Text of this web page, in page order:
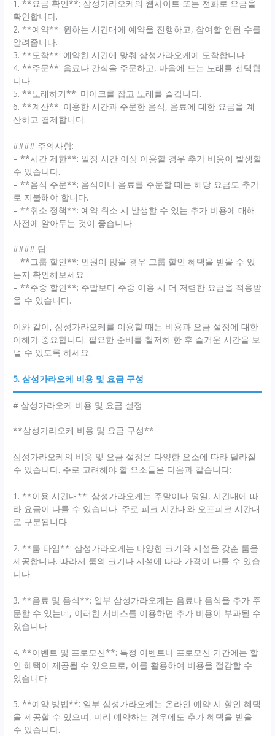
1. **요금 확인**: 삼성가라오케의 웹사이트 또는 전화로 요금을
확인합니다.
2. **예약**: 원하는 시간대에 예약을 진행하고, 참여할 인원 수를
알려줍니다.
3. **도착**: 예약한 시간에 맞춰 삼성가라오케에 도착합니다.
4. **주문**: 음료나 간식을 주문하고, 마음에 드는 노래를 선택합
니다.
5. **노래하기**: 마이크를 잡고 노래를 즐깁니다.
6. **계산**: 이용한 시간과 주문한 음식, 음료에 대한 요금을 계
산하고 결제합니다.
#### 주의사항:
– **시간 제한**: 일정 시간 이상 이용할 경우 추가 비용이 발생할
수 있습니다.
– **음식 주문**: 음식이나 음료를 주문할 때는 해당 요금도 추가
로 지불해야 합니다.
– **취소 정책**: 예약 취소 시 발생할 수 있는 추가 비용에 대해
사전에 알아두는 것이 좋습니다.
#### 팁:
– **그룹 할인**: 인원이 많을 경우 그룹 할인 혜택을 받을 수 있
는지 확인해보세요.
– **주중 할인**: 주말보다 주중 이용 시 더 저렴한 요금을 적용받
을 수 있습니다.
이와 같이, 삼성가라오케를 이용할 때는 비용과 요금 설정에 대한
이해가 중요합니다. 필요한 준비를 철저히 한 후 즐거운 시간을 보
낼 수 있도록 하세요.
5. 삼성가라오케 비용 및 요금 구성
# 삼성가라오케 비용 및 요금 설정
**삼성가라오케 비용 및 요금 구성**
삼성가라오케의 비용 및 요금 설정은 다양한 요소에 따라 달라질
수 있습니다. 주로 고려해야 할 요소들은 다음과 같습니다:
1. **이용 시간대**: 삼성가라오케는 주말이나 평일, 시간대에 따
라 요금이 다를 수 있습니다. 주로 피크 시간대와 오프피크 시간대
로 구분됩니다.
2. **룸 타입**: 삼성가라오케는 다양한 크기와 시설을 갖춘 룸을
제공합니다. 따라서 룸의 크기나 시설에 따라 가격이 다를 수 있습
니다.
3. **음료 및 음식**: 일부 삼성가라오케는 음료나 음식을 추가 주
문할 수 있는데, 이러한 서비스를 이용하면 추가 비용이 부과될 수
있습니다.
4. **이벤트 및 프로모션**: 특정 이벤트나 프로모션 기간에는 할
인 혜택이 제공될 수 있으므로, 이를 활용하여 비용을 절감할 수
있습니다.
5. **예약 방법**: 일부 삼성가라오케는 온라인 예약 시 할인 혜택
을 제공할 수 있으며, 미리 예약하는 경우에도 추가 혜택을 받을
수 있습니다.